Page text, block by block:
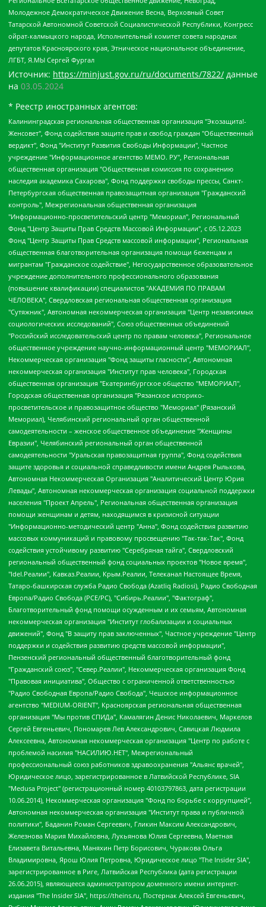
Молодежное Демократическое Движение Весна, Верховный Совет
Татарской Автономной Советской Социалистической Республики, Конгресс
ойрат-калмыцкого народа, Исполнительный комитет совета народных
депутатов Красноярского края, Этническое национальное объединение,
ЛГБТ, Я.МЫ Сергей Фургал
Источник: https://minjust.gov.ru/ru/documents/7822/ данные
на 03.05.2024
* Реестр иностранных агентов:
Калининградская региональная общественная организация "Экозащита!-Женсовет", Фонд содействия защите прав и свобод граждан "Общественный вердикт", Фонд "Институт Развития Свободы Информации", Частное учреждение "Информационное агентство МЕМО. РУ", Региональная общественная организация "Общественная комиссия по сохранению наследия академика Сахарова", Фонд поддержки свободы прессы, Санкт-Петербургская общественная правозащитная организация "Гражданский контроль", Межрегиональная общественная организация "Информационно-просветительский центр "Мемориал", Региональный Фонд "Центр Защиты Прав Средств Массовой Информации", с 05.12.2023 Фонд "Центр Защиты Прав Средств массовой информации", Региональная общественная благотворительная организация помощи беженцам и мигрантам "Гражданское содействие", Негосударственное образовательное учреждение дополнительного профессионального образования (повышение квалификации) специалистов "АКАДЕМИЯ ПО ПРАВАМ ЧЕЛОВЕКА", Свердловская региональная общественная организация "Сутяжник", Автономная некоммерческая организация "Центр независимых социологических исследований", Союз общественных объединений "Российский исследовательский центр по правам человека", Региональное общественное учреждение научно-информационный центр "МЕМОРИАЛ", Некоммерческая организация "Фонд защиты гласности", Автономная некоммерческая организация "Институт прав человека", Городская общественная организация "Екатеринбургское общество "МЕМОРИАЛ", Городская общественная организация "Рязанское историко-просветительское и правозащитное общество "Мемориал" (Рязанский Мемориал), Челябинский региональный орган общественной самодеятельности – женское общественное объединение "Женщины Евразии", Челябинский региональный орган общественной самодеятельности "Уральская правозащитная группа", Фонд содействия защите здоровья и социальной справедливости имени Андрея Рылькова, Автономная Некоммерческая Организация "Аналитический Центр Юрия Левады", Автономная некоммерческая организация социальной поддержки населения "Проект Апрель", Региональная общественная организация помощи женщинам и детям, находящимся в кризисной ситуации "Информационно-методический центр "Анна", Фонд содействия развитию массовых коммуникаций и правовому просвещению "Так-так-Так", Фонд содействия устойчивому развитию "Серебряная тайга", Свердловский региональный общественный фонд социальных проектов "Новое время", "Idel.Реалии", Кавказ.Реалии, Крым.Реалии, Телеканал Настоящее Время, Татаро-башкирская служба Радио Свобода (Azatliq Radiosi), Радио Свободная Европа/Радио Свобода (PCE/PC), "Сибирь.Реалии", "Фактограф", Благотворительный фонд помощи осужденным и их семьям, Автономная некоммерческая организация "Институт глобализации и социальных движений", Фонд "В защиту прав заключенных", Частное учреждение "Центр поддержки и содействия развитию средств массовой информации", Пензенский региональный общественный благотворительный фонд "Гражданский союз", "Север.Реалии", Некоммерческая организация Фонд "Правовая инициатива", Общество с ограниченной ответственностью "Радио Свободная Европа/Радио Свобода", Чешское информационное агентство "MEDIUM-ORIENT", Красноярская региональная общественная организация "Мы против СПИДа", Камалягин Денис Николаевич, Маркелов Сергей Евгеньевич, Пономарев Лев Александрович, Савицкая Людмила Алексеевна, Автономная некоммерческая организация "Центр по работе с проблемой насилия "НАСИЛИЮ.НЕТ", Межрегиональный профессиональный союз работников здравоохранения "Альянс врачей", Юридическое лицо, зарегистрированное в Латвийской Республике, SIA "Medusa Project" (регистрационный номер 40103797863, дата регистрации 10.06.2014), Некоммерческая организация "Фонд по борьбе с коррупцией", Автономная некоммерческая организация "Институт права и публичной политики", Баданин Роман Сергеевич, Гликин Максим Александрович, Железнова Мария Михайловна, Лукьянова Юлия Сергеевна, Маетная Елизавета Витальевна, Маняхин Петр Борисович, Чуракова Ольга Владимировна, Ярош Юлия Петровна, Юридическое лицо "The Insider SIA", зарегистрированное в Риге, Латвийская Республика (дата регистрации 26.06.2015), являющееся администратором доменного имени интернет-издания "The Insider SIA", https://theins.ru, Постернак Алексей Евгеньевич, Рубин Михаил Аркадьевич, Анин Роман Александрович, Юридическое лицо Istories fonds, зарегистрированное в Латвийской Республике (регистрационный номер 50008295751, дата регистрации 24.02.2020), Великовский Дмитрий Александрович, Долинина Ирина Николаевна, Мароховская Алеся Алексеевна, Шлейнов Роман Юрьевич, Шмагун Олеся Валентиновна, Общество с ограниченной ответственностью "Альтаир 2021", Общество с ограниченной ответственностью "Вега 2021", Общество с ограниченной ответственностью "Главный редактор 2021", Общество с ограниченной ответственностью "Ромашки монолит", Важенков Артем Валерьевич, Ивановская областная общественная организация "Центр гендерных исследований", Гурман Юрий Альбертович, Медиапроект "ОВД-Инфо", Егоров Владимир Владимирович, Жилинский Владимир Александрович, Общество с ограниченной ответственностью "ЗП", Иванова София Юрьевна, Карезина Инна Павловна, Кильтау Екатерина Викторовна, Петров Алексей Викторович, Пискунов Сергей Евгеньевич, Смирнов Сергей Сергеевич, Тихонов Михаил Сергеевич, Общество с ограниченной ответственностью "ЖУРНАЛИСТ-ИНОСТРАННЫЙ АГЕНТ", Арапова Галина Юрьевна, Вольтская Татьяна Анатольевна, Американская компания "Mason G.E.S. Anonymous Foundation" (США), являющаяся владельцем интернет-издания https://mnews.world/, Компания "Stichting Bellingcat", зарегистрированная в Нидерландах (дата регистрации 11.07.2018), Захаров Андрей Вячеславович, Клепиковская Екатерина Дмитриевна, Общество с ограниченной ответственностью "МЕМО", Перл Роман Александрович, Симонов Евгений Алексеевич, Соловьева Елена Анатольевна, Сотников Даниил Владимирович, Сурначева Елизавета Дмитриевна, Автономная некоммерческая организация по защите прав человека и информированию населения "Якутия – Наше Мнение", Общество с ограниченной ответственностью "Москоу диджитал медиа", с 26.01.2023 Общество с ограниченной ответственностью "Чайка Белые сады", Ветошкина Валерия Валерьевна, Заговора Максим Александрович, Межрегиональное общественное движение "Российская ЛГБТ - сеть", Оленичев Максим Владимирович, Павлов Иван Юрьевич, Скворцова Елена Сергеевна, Общество с ограниченной ответственностью "Как бы инагент", Кочетков Игорь Викторович, Общество с ограниченной ответственностью "Честные выборы", Еланчик Олег Александрович, Общество с ограниченной ответственностью "Нобелевский призыв", Гималова Регина Эмилевна, Григорьев Андрей Валерьевич, Григорьева Алина Александровна, Ассоциация по содействию защите прав призывников, альтернативнослужащих и военнослужащих "Правозащитная группа "Гражданин.Армия.Право", Хисамова Регина Фаритовна, Автономная некоммерческая организация по реализации социально-правовых программ "Лилит", Дальневосточное общественное движение "Маяк", Санкт-Петербургская ЛГБТ-инициативная группа "Выход", Инициативная группа ЛГБТ+ "Реверс", Алексеев Андрей Викторович, Бекбулатова Таисия Львовна, Беляев Иван Михайлович, Владыкина Елена Сергеевна, Гельман Марат Александрович, Никульшина Вероника Юрьевна, Толоконникова Надежда Андреевна, Шендерович Виктор Анатольевич, Общество с ограниченной ответственностью "Данное сообщение", Общество с ограниченной ответственностью Издательский дом "Новая глава", Айнбиндер Александра Александровна, Московский комьюнити-центр для ЛГБТ+инициатив, Благотворительный фонд развития филантропии, Deutsche Welle (Германия, Kurt-Schumacher-Strasse 3, 53113 Bonn), Борзунова Мария Михайловна, Воробьев Виктор Викторович, Голубева Анна Львовна, Константинова Алла Михайловна, Малкова Ирина Владимировна, Мурадов Мурад Абдулгалимович, Осетинская Елизавета Николаевна, Понасенков Евгений Николаевич, Ганапольский Матвей Юрьевич, Киселев Евгений Алексеевич, Борухович Ирина Григорьевна, Дремин Иван Тимофеевич, Дубровский Дмитрий Викторович, Красноярская региональная общественная организация поддержки и развития альтернативных образовательных технологий и межкультурных коммуникаций "ИНТЕРРА", Маяковская Екатерина Алексеевна, Фейгин Марк Захарович, Филимонов Андрей Викторович, Дзугкоева Регина Николаевна, Доброхотов Роман Александрович, Дудь Юрий Александрович, Елкин Сергей Владимирович, Кругликов Кирилл Игоревич, Сабунаева Мария Леонидовна, Семенов Алексей Владимирович, Шаинян Карен Багратович, Шульман Екатерина Михайловна, Асафьев Артур Валерьевич, Вахштайн Виктор Семенович, Венедиктов Алексей Алексеевич, Лушникова Екатерина Евгеньевна, Волков Леонид Михайлович, Невзоров Александр Глебович, Пархоменко Сергей Борисович, Сироткин Ярослав Николаевич, Кара-Мурза Владимир Владимирович, Баранова Наталья Владимировна, Гозман Леонид Яковлевич, Кагарлицкий Борис Юльевич, Климарев Михаил Валерьевич, Милов Владимир Станиславович, Автономная некоммерческая организация Краснодарский центр современного искусства "Типография", Моргенштерн Алишер Тагирович, Соболь Любовь Эдуардовна, Общество с ограниченной ответственностью "ЛИЗА НОРМ", Каспаров Гарри Кимович, Ходорковский Михаил Борисович, Общество с ограниченной ответственностью "Апрельские тезисы", Данилович Ирина Брониславовна, Кашин Олег Владимирович, Петров Николай Владимирович, Пивоваров Алексей Владимирович, Соколов Михаил Владимирович, Цветкова Юлия Владимировна, Чичваркин Евгений Александрович, Комитет против пыток/Команда против пыток, Общество с ограниченной ответственностью "Первый научный", Общество с ограниченной ответственностью "Вертолет и ко", Белоцерковская Вероника Борисовна, Кац Максим Евгеньевич, Лазарева Татьяна Юрьевна, Шаведдинов Руслан Табризович, Яшин Илья Валерьевич, Общество с ограниченной ответственностью "Иноагент ААВ", Алешковский Дмитрий Петрович, Альбац Евгения Марковна, Быков Дмитрий Львович, Галямина Юлия Евгеньевна, Лойко Сергей Леонидович, Мартынов Кирилл Константинович, Медведев Сергей Александрович, Крашенинников Федор Геннадиевич, Гордеева Катерина Вл